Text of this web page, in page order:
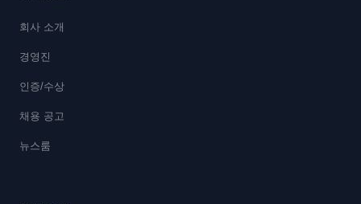
회사 소개
경영진
인증/수상
채용 공고
뉴스룸